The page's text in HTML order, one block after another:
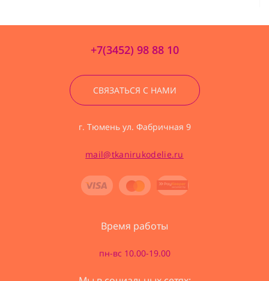
+7(3452) 98 88 10
СВЯЗАТЬСЯ С НАМИ
г. Тюмень ул. Фабричная 9
mail@tkanirukodelie.ru
Время работы
пн-вс 10.00-19.00